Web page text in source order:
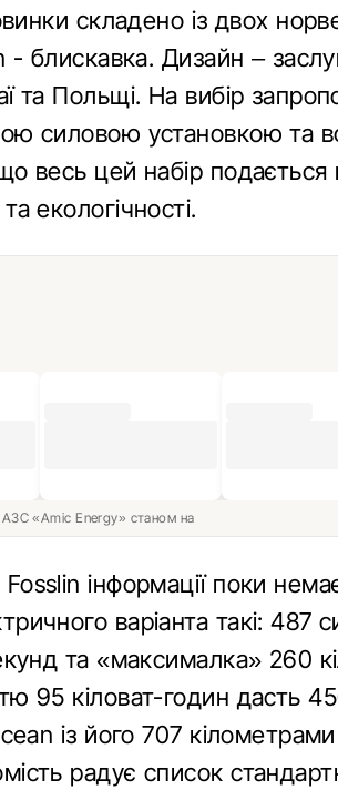
складено із двох
- блискавка. Дизайн –
та Польщі. На вибір
силовою установкою та
весь цей набір подається
екологічності.
АЗС «Amic Energy» станом на
інформації поки
варіанта такі: 487
та «максималка» 260
95 кіловат-годин дасть
із його 707
радує список